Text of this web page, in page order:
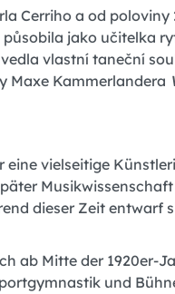
Cerriho a od
jako učitelka
vlastní taneční
Maxe Kammerlandera
vielseitige
Musikwissenschaft
dieser Zeit entwarf
ab Mitte der 1920er-
und